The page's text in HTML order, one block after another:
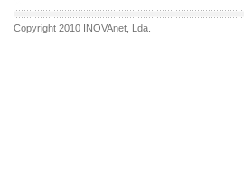
Copyright 2010 INOVAnet , Lda.